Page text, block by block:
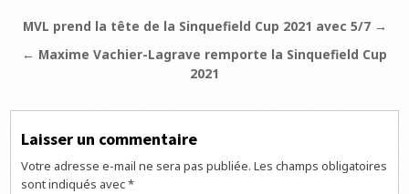
Navigation
de
MVL prend la tête de la Sinquefield Cup 2021 avec 5/7 →
← Maxime Vachier-Lagrave remporte la Sinquefield Cup
2021
Laisser un commentaire
Votre adresse e-mail ne sera pas publiée. Les champs obligatoires
sont indiqués avec*